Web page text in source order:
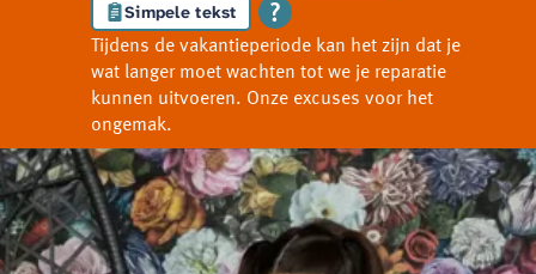
Simpele tekst
Tijdens de vakantieperiode kan het zijn dat je
wat langer moet wachten tot we je reparatie
kunnen uitvoeren. Onze excuses voor het
ongemak.